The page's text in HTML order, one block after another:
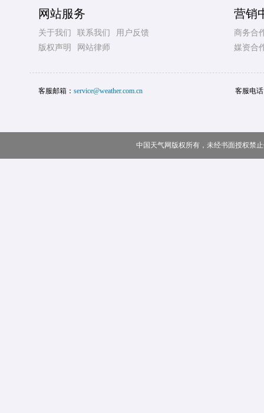
网站服务
关于我们 联系我们
用户反馈
版权声明
网站律师
营销
商务合
媒资合
客服邮箱： service@weather.com.cn 客服电
中国天气网版权所有，未经书面授权